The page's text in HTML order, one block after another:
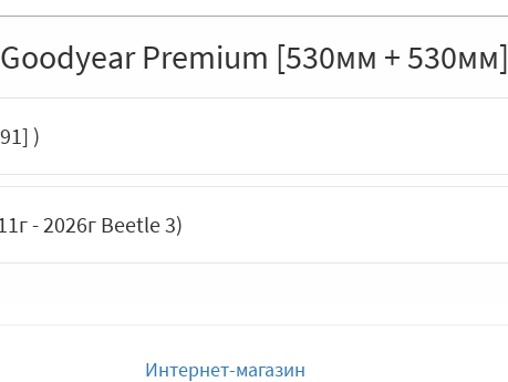
Premium [530мм +
)
- 2026г Beetle 3)
Интернет-магазин